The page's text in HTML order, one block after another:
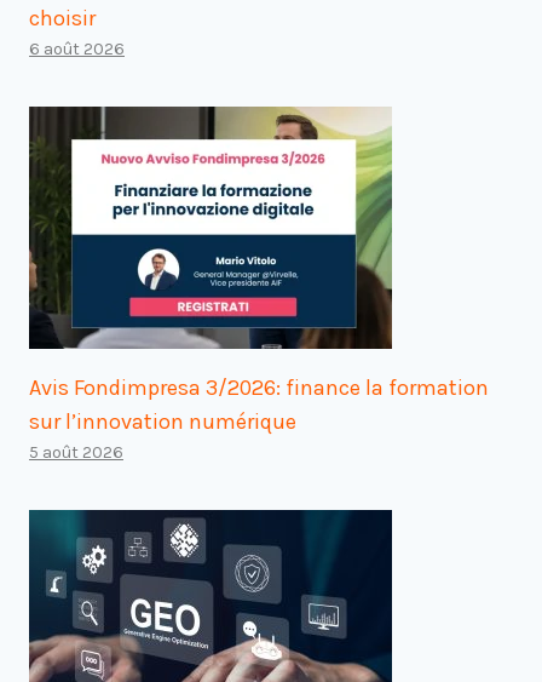
choisir
6 août 2026
Avis Fondimpresa 3/2026: finance la formation
sur l’innovation numérique
5 août 2026